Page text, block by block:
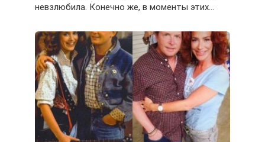
невзлюбила. Конечно же, в моменты этих…